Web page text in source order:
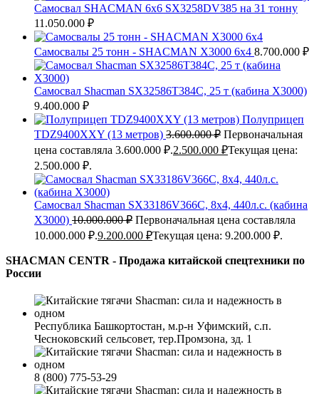
Самосвал SHACMAN 6х6 SX3258DV385 на 31 тонну
11.050.000 ₽
Самосвалы 25 тонн - SHACMAN X3000 6x4 8.700.000 ₽
Самосвал Shacman SX32586Т384C, 25 т (кабина X3000)
9.400.000 ₽
Полуприцеп
TDZ9400XXY (13 метров) 3.600.000₽ Первоначальная
цена составляла 3.600.000 ₽.2.500.000 ₽Текущая цена:
2.500.000 ₽.
Самосвал Shacman SX33186V366С, 8x4, 440л.с. (кабина
Х3000) 10.000.000₽ Первоначальная цена составляла
10.000.000 ₽.9.200.000 ₽Текущая цена: 9.200.000 ₽.
SHACMAN CENTR - Продажа китайской спецтехники по
России
Республика Башкортостан, м.р-н Уфимский, с.п.
Чесноковский сельсовет, тер.Промзона, зд. 1
8 (800) 775-53-29